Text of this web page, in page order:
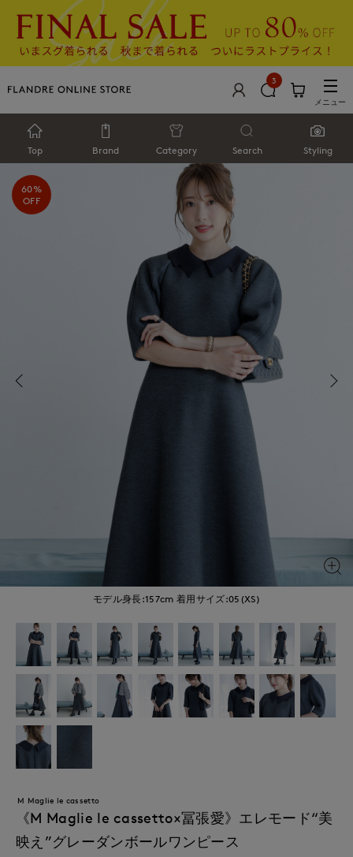
3
メニュー
Top Brand Category Search Styling
モデル身長:157cm 着用サイズ:05(XS)
60%
OFF
M Maglie le cassetto
《M Maglie le cassetto×冨張愛》エレモード“美
映え”グレーダンボールワンピース